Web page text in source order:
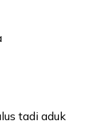
tadi aduk